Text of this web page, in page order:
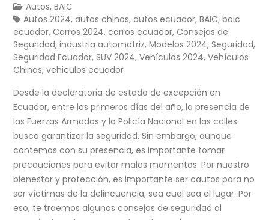
Autos,BAIC
Autos 2024,autos chinos,autos ecuador,BAIC,baic
ecuador,Carros 2024,carros ecuador,Consejos de
Seguridad,industria automotriz,Modelos 2024,Seguridad,
Seguridad Ecuador,SUV 2024,Vehículos 2024,Vehículos
Chinos,vehiculos ecuador
Desde la declaratoria de estado de excepción en
Ecuador, entre los primeros días del año, la presencia de
las Fuerzas Armadas y la Policía Nacional en las calles
busca garantizar la seguridad. Sin embargo, aunque
contemos con su presencia, es importante tomar
precauciones para evitar malos momentos. Por nuestro
bienestar y protección, es importante ser cautos para no
ser víctimas de la delincuencia, sea cual sea el lugar. Por
eso, te traemos algunos consejos de seguridad al